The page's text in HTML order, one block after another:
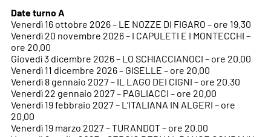
Date turno A
Venerdì 16 ottobre 2026 – LE NOZZE DI FIGARO – ore 19.30
Venerdì 20 novembre 2026 – I CAPULETI E I MONTECCHI –
ore 20.00
Giovedì 3 dicembre 2026 – LO SCHIACCIANOCI – ore 20.00
Venerdì 11 dicembre 2026 – GISELLE – ore 20.00
Venerdì 8 gennaio 2027 – IL LAGO DEI CIGNI – ore 20.30
Venerdì 22 gennaio 2027 – PAGLIACCI – ore 20.00
Venerdì 19 febbraio 2027 – L’ITALIANA IN ALGERI – ore
20.00
Venerdì 19 marzo 2027 – TURANDOT – ore 20.00